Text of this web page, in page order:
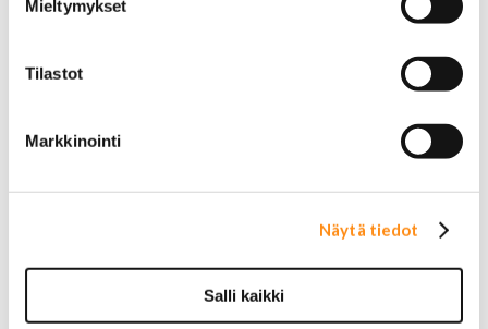
Mieltymykset
Tilastot
Markkinointi
Näytä tiedot
Salli kaikki
18,00 € OSTA
Avaimenperä Lincoln
20,00 €